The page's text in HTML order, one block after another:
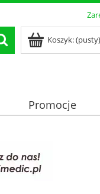
Koszyk:(pusty)
Promocje